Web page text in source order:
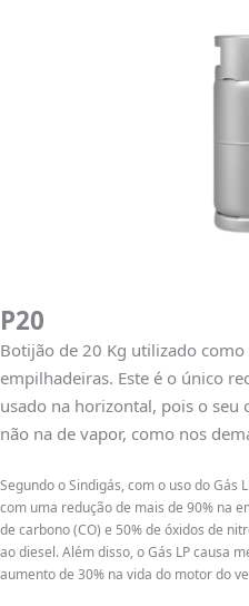
P20
Botijão de 20 Kg utilizado
empilhadeiras. Este é o único
usado na horizontal, pois o seu
não na de vapor, como nos
Segundo o Sindigás, com o uso do Gás
com uma redução de mais de 90% na
de carbono (CO) e 50% de óxidos de
ao diesel. Além disso, o Gás LP causa
aumento de 30% na vida do motor do